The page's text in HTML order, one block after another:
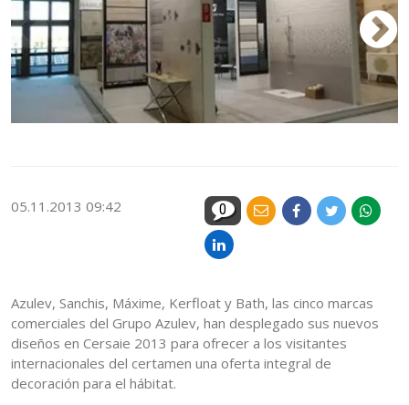
05.11.2013 09:42 0
Azulev, Sanchis, Máxime, Kerfloat y Bath, las cinco marcas
comerciales del Grupo Azulev, han desplegado sus nuevos
diseños en Cersaie 2013 para ofrecer a los visitantes
internacionales del certamen una oferta integral de
decoración para el hábitat.